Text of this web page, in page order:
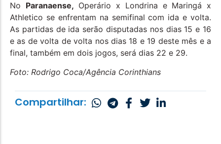
No Paranaense, Operário x Londrina e Maringá x
Athletico se enfrentam na semifinal com ida e volta.
As partidas de ida serão disputadas nos dias 15 e 16
e as de volta de volta nos dias 18 e 19 deste mês e a
final, também em dois jogos, será dias 22 e 29.
Foto: Rodrigo Coca/Agência Corinthians
Compartilhar: